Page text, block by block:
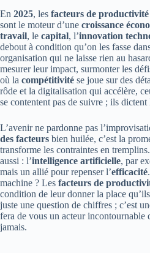
En 2025, les facteurs de productivité
sont le moteur d’une croissance
travail, le capital, l’innovation
debout à condition qu’on les fasse
organisation qui ne laisse rien au
mesurer leur impact, surmonter les
où la compétitivité se joue sur des
rôde et la digitalisation qui accélère,
se contentent pas de suivre ; ils dictent
L’avenir ne pardonne pas
des facteurs bien huilée, c’est la
transforme les contraintes en
aussi : l’intelligence artificielle, par
mais un allié pour repenser l’efficacité
machine ? Les facteurs de
condition de leur donner la place
juste une question de chiffres ; c’est
fera de vous un acteur incontournable
jamais.